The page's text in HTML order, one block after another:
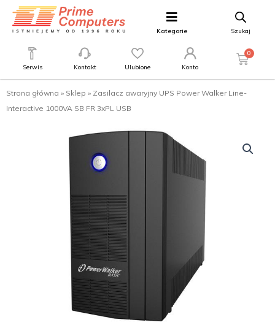
Kategorie Szukaj
Serwis Kontakt Ulubione Konto
0
Strona główna » Sklep » Zasilacz awaryjny UPS Power Walker Line-
Interactive 1000VA SB FR 3xPL USB